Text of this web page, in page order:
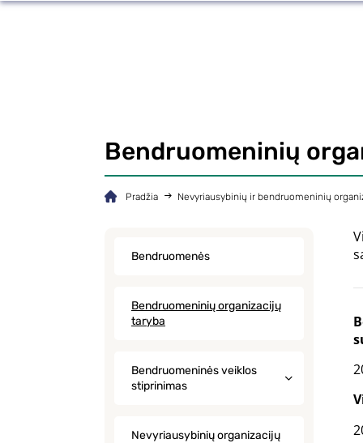
Bendruomeninių
Pradžia Nevyriausybinių ir bendruomeninių
Bendruomenės
Bendruomeninių organizacijų
taryba
Bendruomeninės veiklos
stiprinimas
Nevyriausybinių organizacijų